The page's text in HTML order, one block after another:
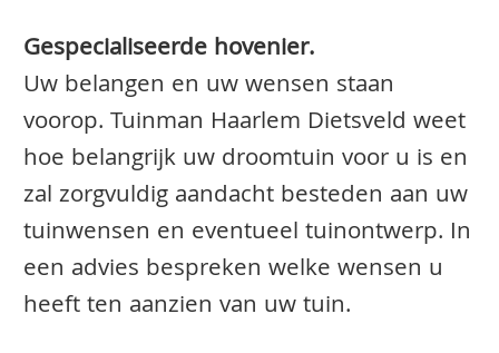
Gespecialiseerde hovenier.
Uw belangen en uw wensen staan
voorop. Tuinman Haarlem Dietsveld weet
hoe belangrijk uw droomtuin voor u is en
zal zorgvuldig aandacht besteden aan uw
tuinwensen en eventueel tuinontwerp. In
een advies bespreken welke wensen u
heeft ten aanzien van uw tuin.